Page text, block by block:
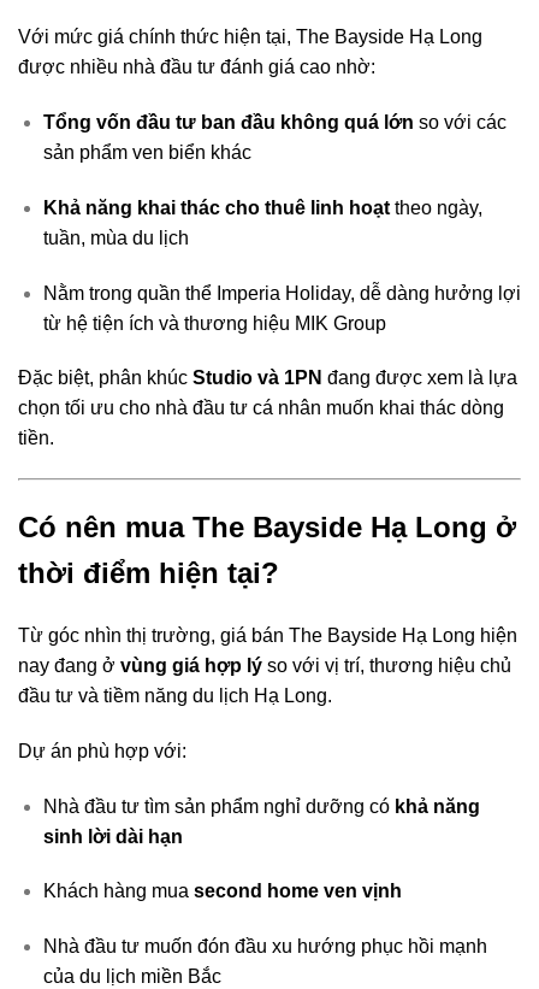
Với mức giá chính thức hiện tại, The Bayside Hạ Long
được nhiều nhà đầu tư đánh giá cao nhờ:
Tổng vốn đầu tư ban đầu không quá lớn so với các
sản phẩm ven biển khác
Khả năng khai thác cho thuê linh hoạttheo ngày,
tuần, mùa du lịch
Nằm trong quần thể Imperia Holiday, dễ dàng hưởng lợi
từ hệ tiện ích và thương hiệu MIK Group
Đặc biệt, phân khúc Studio và 1PN đang được xem là lựa
chọn tối ưu cho nhà đầu tư cá nhân muốn khai thác dòng
tiền.
Có nên mua The Bayside Hạ Long ở
thời điểm hiện tại?
Từ góc nhìn thị trường, giá bán The Bayside Hạ Long hiện
nay đang ở vùng giá hợp lý so với vị trí, thương hiệu chủ
đầu tư và tiềm năng du lịch Hạ Long.
Dự án phù hợp với:
Nhà đầu tư tìm sản phẩm nghỉ dưỡng có khả năng
sinh lời dài hạn
Khách hàng mua second home ven vịnh
Nhà đầu tư muốn đón đầu xu hướng phục hồi mạnh
của du lịch miền Bắc